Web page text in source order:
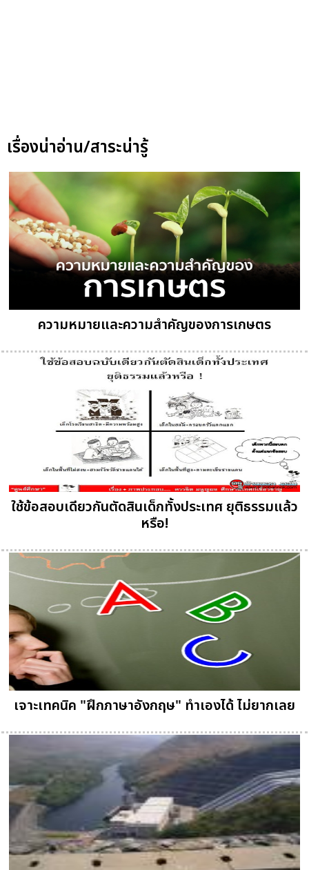
เรื่องน่าอ่าน/สาระน่ารู้
ความหมายและความสำคัญของการเกษตร
ใช้ข้อสอบเดียวกันตัดสินเด็กทั้งประเทศ ยุติธรรมแล้ว
หรือ!
เจาะเทคนิค "ฝึกภาษาอังกฤษ" ทำเองได้ ไม่ยากเลย